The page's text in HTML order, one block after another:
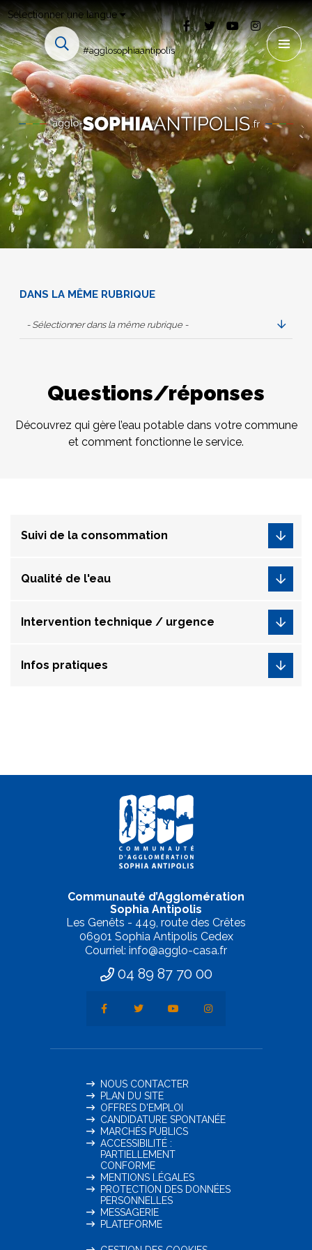
Sélectionner une langue
#agglosophiaantipolis
DANS LA MÊME RUBRIQUE
- Sélectionner dans la même rubrique -
Questions/réponses
Découvrez qui gère l’eau potable dans votre commune
et comment fonctionne le service.
Suivi de la consommation
Qualité de l'eau
Intervention technique / urgence
Infos pratiques
Communauté d’Agglomération
Sophia Antipolis
Les Genêts - 449, route des Crêtes
06901 Sophia Antipolis Cedex
Courriel: info@agglo-casa.fr
04 89 87 70 00
NOUS CONTACTER
PLAN DU SITE
OFFRES D'EMPLOI
CANDIDATURE SPONTANÉE
MARCHÉS PUBLICS
ACCESSIBILITÉ :
PARTIELLEMENT
CONFORME
MENTIONS LÉGALES
PROTECTION DES DONNÉES
PERSONNELLES
MESSAGERIE
PLATEFORME